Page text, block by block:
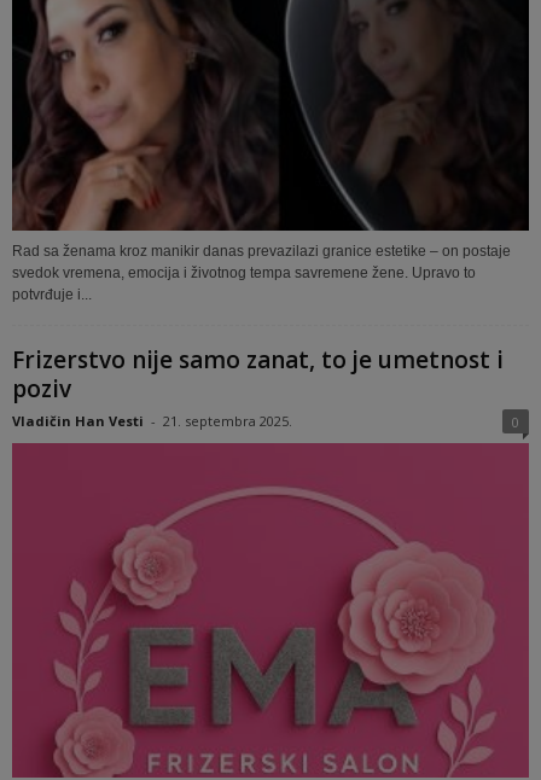
Rad sa ženama kroz manikir danas prevazilazi granice estetike – on postaje
svedok vremena, emocija i životnog tempa savremene žene. Upravo to
potvrđuje i...
Frizerstvo nije samo zanat, to je umetnost i
poziv
Vladičin Han Vesti - 21. septembra 2025. 0